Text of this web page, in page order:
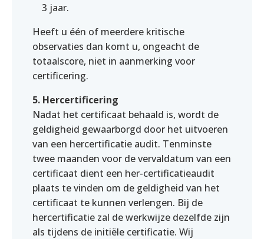
3 jaar.
Heeft u één of meerdere kritische
observaties dan komt u, ongeacht de
totaalscore, niet in aanmerking voor
certificering.
5. Hercertificering
Nadat het certificaat behaald is, wordt de
geldigheid gewaarborgd door het uitvoeren
van een hercertificatie audit. Tenminste
twee maanden voor de vervaldatum van een
certificaat dient een her-certificatieaudit
plaats te vinden om de geldigheid van het
certificaat te kunnen verlengen. Bij de
hercertificatie zal de werkwijze dezelfde zijn
als tijdens de initiële certificatie. Wij